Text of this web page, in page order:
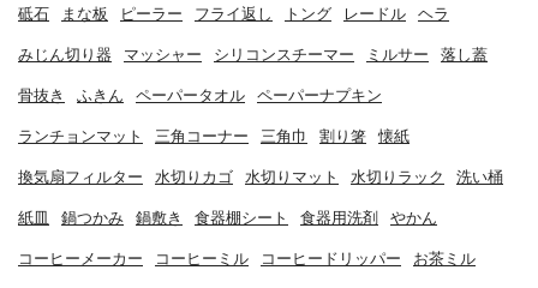
砥石 まな板 ピーラー フライ返し トング レードル ヘラ
みじん切り器 マッシャー シリコンスチーマー ミルサー 落し蓋
骨抜き ふきん ペーパータオル ペーパーナプキン
ランチョンマット 三角コーナー 三角巾 割り箸 懐紙
換気扇フィルター 水切りカゴ 水切りマット 水切りラック 洗い桶
紙皿 鍋つかみ 鍋敷き 食器棚シート 食器用洗剤 やかん
コーヒーメーカー コーヒーミル コーヒードリッパー お茶ミル